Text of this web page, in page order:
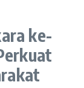
ke-